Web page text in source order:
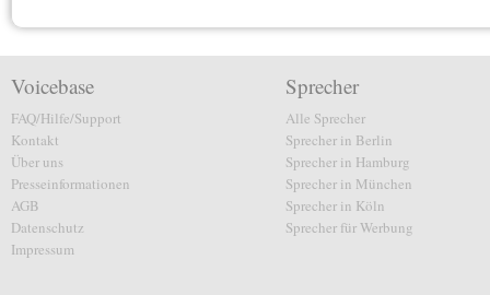
Voicebase
FAQ/Hilfe/Support
Kontakt
Über uns
Presseinformationen
AGB
Datenschutz
Impressum
Sprecher
Alle Sprecher
Sprecher in Berlin
Sprecher in Hamburg
Sprecher in München
Sprecher in Köln
Sprecher für Werbung